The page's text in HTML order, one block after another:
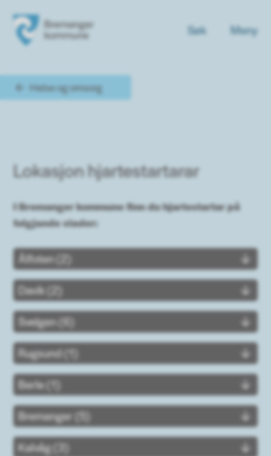
Søk Meny
Du er her:
Helse og omsorg
Lokasjon hjartestartarar
I Bremanger kommune finn du hjartestartar på
følgjande stader:
Ålfoten (2)
Davik (2)
Svelgen (6)
Rugsund (1)
Berle (1)
Bremanger (5)
Kalvåg (3)